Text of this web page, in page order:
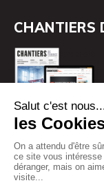
CHANTIERS